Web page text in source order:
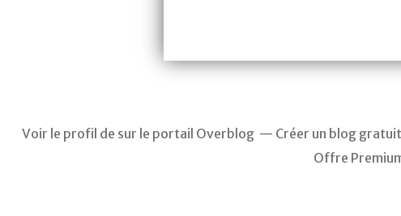
Voir le profil de sur le portail Overblog Créer un blog
Offre